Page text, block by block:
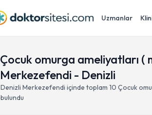
Uzmanlar
Çocuk omurga ameliyatları
Merkezefendi - Denizli
Denizli Merkezefendi içinde toplam 10 Çocuk
bulundu